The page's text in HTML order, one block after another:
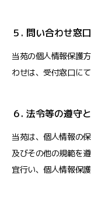
５. 問い合わせ窓口
当苑の個人情報保護
わせは、受付窓口に
６. 法令等の遵守
当苑は、個人情報の
及びその他の規範を
宜行い、個人情報保